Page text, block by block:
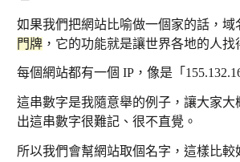
如果我們把網站比喻做一個家的話，域
門牌 ，它的功能就是讓世界各地的人找
每個網站都有一個 IP，像是「
這串數字是我隨意舉的例子，讓大家大
出這串數字很難記、很不直覺。
所以我們會幫網站取個名字，這樣比較